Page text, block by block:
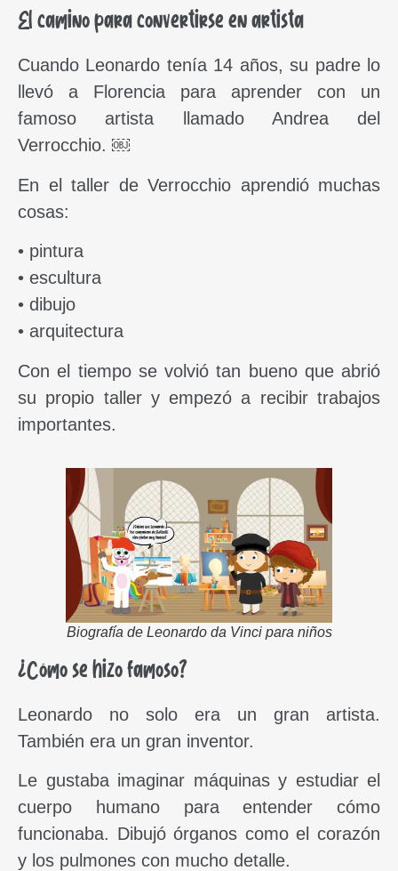
El camino para convertirse en artista
Cuando Leonardo tenía 14 años, su padre lo
llevó a Florencia para aprender con un
famoso artista llamado Andrea del
Verrocchio. ￼
En el taller de Verrocchio aprendió muchas
cosas:
• pintura
• escultura
• dibujo
• arquitectura
Con el tiempo se volvió tan bueno que abrió
su propio taller y empezó a recibir trabajos
importantes.
Biografía de Leonardo da Vinci para niños
¿Cómo se hizo famoso?
Leonardo no solo era un gran artista.
También era un gran inventor.
Le gustaba imaginar máquinas y estudiar el
cuerpo humano para entender cómo
funcionaba. Dibujó órganos como el corazón
y los pulmones con mucho detalle.